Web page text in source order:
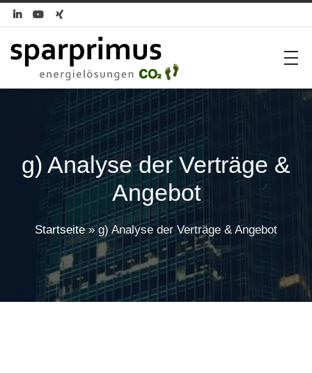
  
g) Analyse der Verträge &
Angebot
Startseite»g) Analyse der Verträge & Angebot